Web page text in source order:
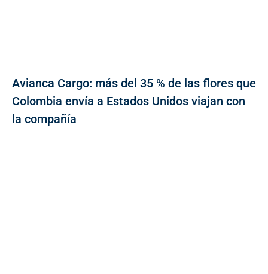
Avianca Cargo: más del 35 % de las flores que
Colombia envía a Estados Unidos viajan con
la compañía